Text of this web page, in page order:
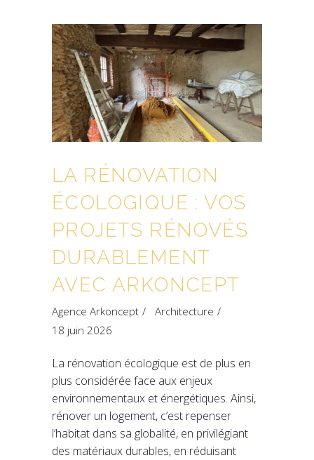
LA RÉNOVATION
ÉCOLOGIQUE : VOS
PROJETS RÉNOVÉS
DURABLEMENT
AVEC ARKONCEPT
Agence Arkoncept
Architecture
18 juin 2026
La rénovation écologique est de plus en
plus considérée face aux enjeux
environnementaux et énergétiques. Ainsi,
rénover un logement, c’est repenser
l’habitat dans sa globalité, en privilégiant
des matériaux durables, en réduisant